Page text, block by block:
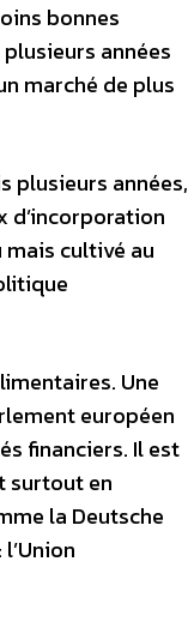
bonnes
années
marché de plus
plusieurs années,
d’incorporation
mais cultivé au
Une
européen
financiers. Il est
surtout en
la Deutsche